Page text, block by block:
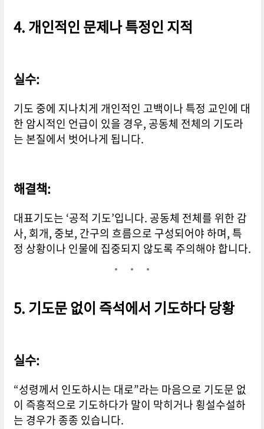
4.개인적인 문제나 특정인 지적
실수:
기도 중에 지나치게 개인적인 고백이나 특정 교인에 대
한 암시적인 언급이 있을 경우, 공동체 전체의 기도라
는 본질에서 벗어나게 됩니다.
해결책:
대표기도는 ‘공적 기도’입니다. 공동체 전체를 위한 감
사, 회개, 중보, 간구의 흐름으로 구성되어야 하며, 특
정 상황이나 인물에 집중되지 않도록 주의해야 합니다.
5.기도문 없이 즉석에서 기도하다 당황
실수:
“성령께서 인도하시는 대로”라는 마음으로 기도문 없
이 즉흥적으로 기도하다가 말이 막히거나 횡설수설하
는 경우가 종종 있습니다.